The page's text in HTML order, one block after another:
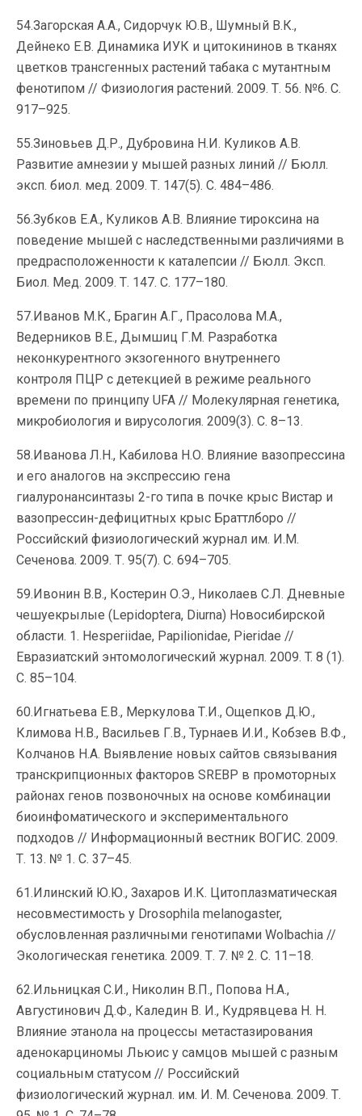
54.Загорская А.А., Сидорчук Ю.В., Шумный В.К.,
Дейнеко Е.В. Динамика ИУК и цитокининов в тканях
цветков трансгенных растений табака с мутантным
фенотипом // Физиология растений. 2009. Т. 56. №6. С.
917–925.
55.Зиновьев Д.Р., Дубровина Н.И. Куликов А.В.
Развитие амнезии у мышей разных линий // Бюлл.
эксп. биол. мед. 2009. Т. 147(5). С. 484–486.
56.Зубков Е.А., Куликов А.В. Влияние тироксина на
поведение мышей с наследственными различиями в
предрасположенности к каталепсии // Бюлл. Эксп.
Биол. Мед. 2009. Т. 147. С. 177–180.
57.Иванов М.К., Брагин А.Г., Прасолова М.А.,
Ведерников В.Е., Дымшиц Г.М. Разработка
неконкурентного экзогенного внутреннего
контроля ПЦР с детекцией в режиме реального
времени по принципу UFA // Молекулярная генетика,
микробиология и вирусология. 2009(3). С. 8–13.
58.Иванова Л.Н., Кабилова Н.О. Влияние вазопрессина
и его аналогов на экспрессию гена
гиалуронансинтазы 2-го типа в почке крыс Вистар и
вазопрессин-дефицитных крыс Браттлборо //
Российский физиологический журнал им. И.М.
Сеченова. 2009. Т. 95(7). С. 694–705.
59.Ивонин В.В., Костерин О.Э., Николаев С.Л. Дневные
чешуекрылые (Lepidoptera, Diurna) Новосибирской
области. 1. Hesperiidae, Papilionidae, Pieridae //
Евразиатский энтомологический журнал. 2009. T. 8 (1).
C. 85–104.
60.Игнатьева Е.В., Меркулова Т.И., Ощепков Д.Ю.,
Климова Н.В., Васильев Г.В., Турнаев И.И., Кобзев В.Ф.,
Колчанов Н.А. Выявление новых сайтов связывания
транскрипционных факторов SREBP в промоторных
районах генов позвоночных на основе комбинации
биоинфоматического и экспериментального
подходов // Информационный вестник ВОГИС. 2009.
Т. 13. № 1. С. 37–45.
61.Илинский Ю.Ю., Захаров И.К. Цитоплазматическая
несовместимость у Drosophila melanogaster,
обусловленная различными генотипами Wolbachia //
Экологическая генетика. 2009. Т. 7. № 2. С. 11–18.
62.Ильницкая С.И., Николин В.П., Попова Н.А.,
Августинович Д.Ф., Каледин В. И., Кудрявцева Н. Н.
Влияние этанола на процессы метастазирования
аденокарциномы Льюис у самцов мышей с разным
социальным статусом // Российский
физиологический журнал. им. И. М. Сеченова. 2009. Т.